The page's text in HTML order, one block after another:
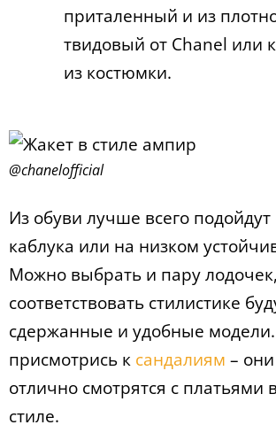
приталенный и из
твидовый от Chanel или
из костюмки.
@chanelofficial
Из обуви лучше всего
каблука или на низком
Можно выбрать и пару
соответствовать стилистике
сдержанные и удобные
присмотрись к сандалиям –
отлично смотрятся с платьями
стиле.